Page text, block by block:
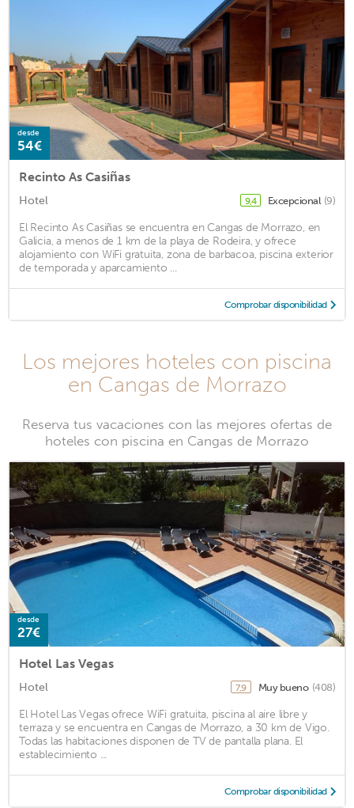
desde
54€
Recinto As Casiñas
Hotel 9,4 Excepcional (9)
El Recinto As Casiñas se encuentra en Cangas de Morrazo, en
Galicia, a menos de 1 km de la playa de Rodeira, y ofrece
alojamiento con WiFi gratuita, zona de barbacoa, piscina exterior
de temporada y aparcamiento ...
Comprobar disponibilidad
Los mejores hoteles con piscina
en Cangas de Morrazo
Reserva tus vacaciones con las mejores ofertas de
hoteles con piscina en Cangas de Morrazo
desde
27€
Hotel Las Vegas
Hotel 7,9 Muy bueno (408)
El Hotel Las Vegas ofrece WiFi gratuita, piscina al aire libre y
terraza y se encuentra en Cangas de Morrazo, a 30 km de Vigo.
Todas las habitaciones disponen de TV de pantalla plana. El
establecimiento ...
Comprobar disponibilidad